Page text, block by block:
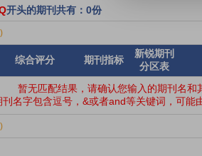
开头的期刊共有：0份
综合评分 期刊指标
新锐期刊
分区表
暂无匹配结果，请确认您输入的期刊名和
刊名字包含逗号，&或者and等关键词，可